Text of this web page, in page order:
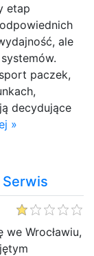
etap
ale
paczek,
decydujące
»
Serwis
Wrocławiu,